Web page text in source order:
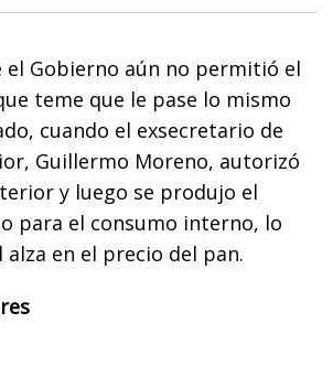
el Gobierno aún no permitió el
teme que le pase lo mismo
cuando el exsecretario de
Guillermo Moreno, autorizó
y luego se produjo el
para el consumo interno, lo
en el precio del pan.